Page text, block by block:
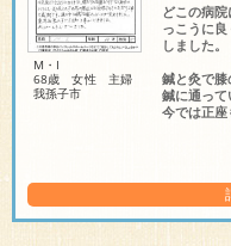
M・I
68歳 女性 主婦
我孫子市
どこの病
っこうに
しました。
鍼と灸で
鍼に通っ
今では正座